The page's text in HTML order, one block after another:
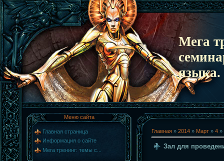
Мега
языка.
Меню сайта
Главная страница
Информация о сайте
Мега тренинг: темы с...
Главная » 2014 » Март » 4 »
Зал для